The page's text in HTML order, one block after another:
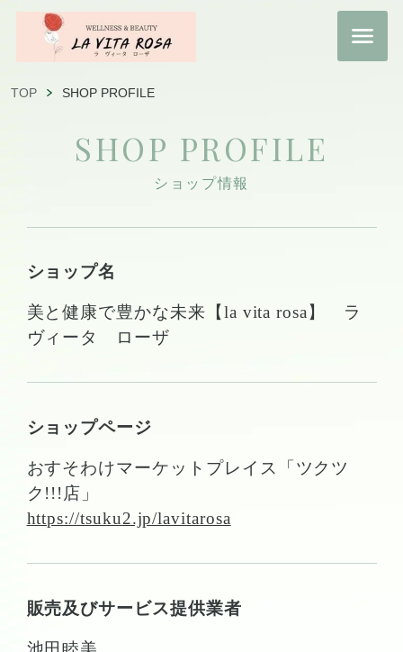
TOP SHOP PROFILE
SHOP PROFILE
ショップ情報
ショップ名
美と健康で豊かな未来【la vita rosa】 ラ
ヴィータ ローザ
ショップページ
おすそわけマーケットプレイス「ツクツ
ク!!!店」
https://tsuku2.jp/lavitarosa
販売及びサービス提供業者